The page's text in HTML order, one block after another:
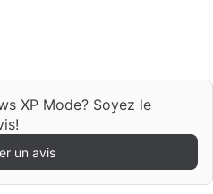
XP Mode? Soyez le
un avis